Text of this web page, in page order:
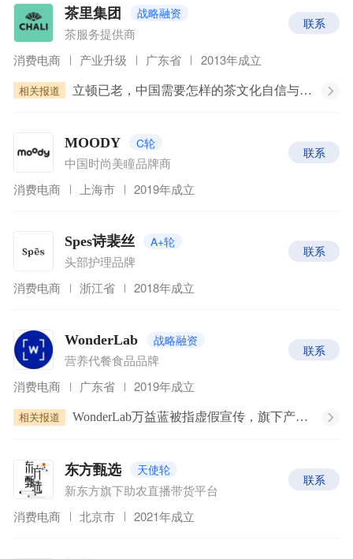
茶里集团 战略融资
茶服务提供商
联系
消费电商 产业升级 广东省 2013年成立
相关报道 立顿已老，中国需要怎样的茶文化自信与茶叶消费文化？
MOODY C轮
中国时尚美瞳品牌商
联系
消费电商 上海市 2019年成立
Spes诗裴丝 A+轮
头部护理品牌
联系
消费电商 浙江省 2018年成立
WonderLab 战略融资
营养代餐食品品牌
联系
消费电商 广东省 2019年成立
相关报道 WonderLab万益蓝被指虚假宣传，旗下产品安全性及功效性存疑？
东方甄选 天使轮
新东方旗下助农直播带货平台
联系
消费电商 北京市 2021年成立